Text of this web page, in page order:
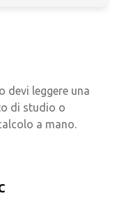
devi leggere una
di studio o
a mano.